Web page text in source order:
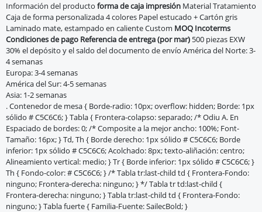
Información del producto forma de caja impresión MaterialTratamiento
Caja de forma personalizada 4 colores Papel estucado + Cartón gris
Laminado mate, estampado en caliente Custom MOQ Incoterms
Condiciones de pago Referencia de entrega (por mar) 500 piezas EXW
30% el depósito y el saldo del documento de envío América del Norte: 3-
4 semanas
Europa: 3-4 semanas
América del Sur: 4-5 semanas
Asia: 1-2 semanas
. Contenedor de mesa { Borde-radio: 10px; overflow: hidden; Borde: 1px
sólido # C5C6C6; } Tabla { Frontera-colapso: separado; /* Odiu A. En
Espaciado de bordes: 0; /* Composite a la mejor ancho: 100%; Font-
Tamaño: 16px; } Td, Th { Borde derecho: 1px sólido # C5C6C6; Borde
inferior: 1px sólido # C5C6C6; Acolchado: 8px; texto-aliñación: centro;
Alineamiento vertical: medio; } Tr { Borde inferior: 1px sólido # C5C6C6; }
Th { Fondo-color: # C5C6C6; } /* Tabla tr:last-child td { Frontera-Fondo:
ninguno; Frontera-derecha: ninguno; } */ Tabla tr td:last-child {
Frontera-derecha: ninguno; } Tabla tr:last-child td { Frontera-Fondo:
ninguno; } Tabla fuerte { Familia-Fuente: SailecBold; }